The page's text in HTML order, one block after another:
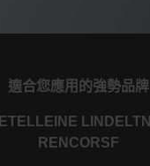
適合您應用的強勢品牌
ETEL LEINE LINDE LTN
RENCORSF